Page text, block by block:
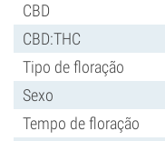
CBD
CBD:THC
Tipo de floração
Sexo
Tempo de floração